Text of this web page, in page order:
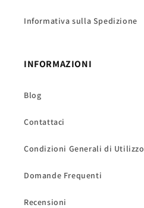
Informativa sulla Spedizione
INFORMAZIONI
Blog
Contattaci
Condizioni Generali di Utilizzo
Domande Frequenti
Recensioni